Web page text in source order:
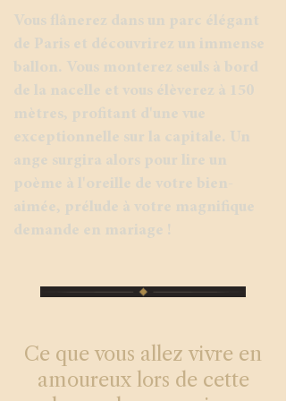
Vous flânerez dans un parc élégant
de Paris et découvrirez un immense
ballon. Vous monterez seuls à bord
de la nacelle et vous élèverez à 150
mètres, profitant d'une vue
exceptionnelle sur la capitale. Un
ange surgira alors pour lire un
poème à l'oreille de votre bien-
aimée, prélude à votre magnifique
demande en mariage !
Ce que vous allez vivre en
amoureux lors de cette